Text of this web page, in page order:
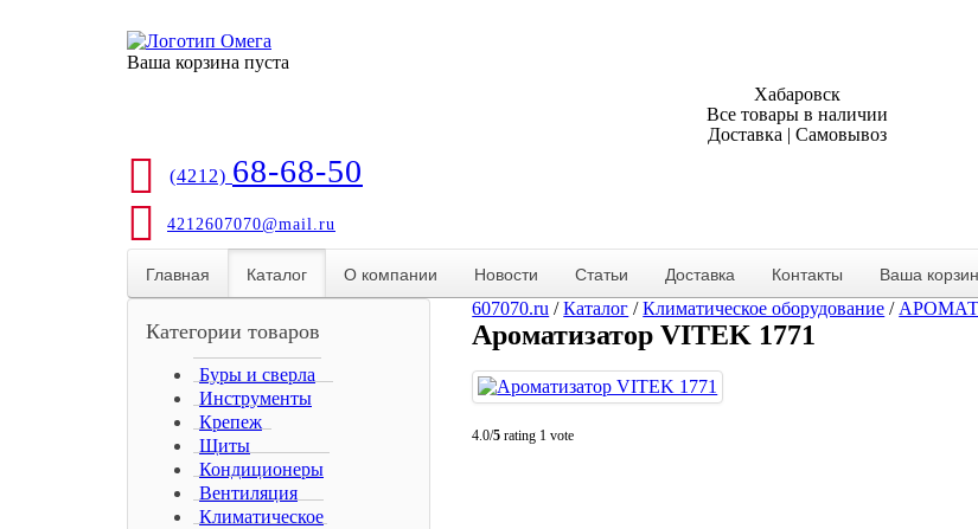
Ваша корзина пуста
Хабаровск
Все товары в наличии
Доставка | Самовывоз
(4212) 68-68-50
4212607070@mail.ru
Главная Каталог О компании Новости Статьи Доставка Контакты Ваша
607070.ru /Каталог /Климатическое оборудование /
Ароматизатор VITEK 1771
4.0/5 rating 1 vote
Категории товаров
Буры и сверла
Инструменты
Крепеж
Щиты
Кондиционеры
Вентиляция
Климатическое